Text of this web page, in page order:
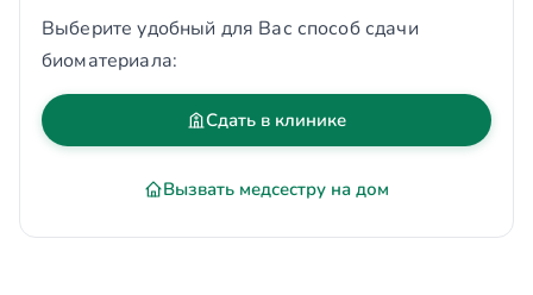
Выберите удобный для Вас способ сдачи
биоматериала:
Сдать в клинике
Вызвать медсестру на дом